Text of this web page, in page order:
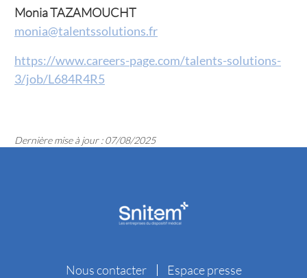
Monia TAZAMOUCHT
monia@talentssolutions.fr
https://www.careers-page.com/talents-solutions-
3/job/L684R4R5
Dernière mise à jour : 07/08/2025
Nous contacter Espace presse